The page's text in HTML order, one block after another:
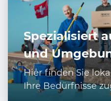
Spezialisiert
und
Hier finden Sie
Ihre Bedürfnisse